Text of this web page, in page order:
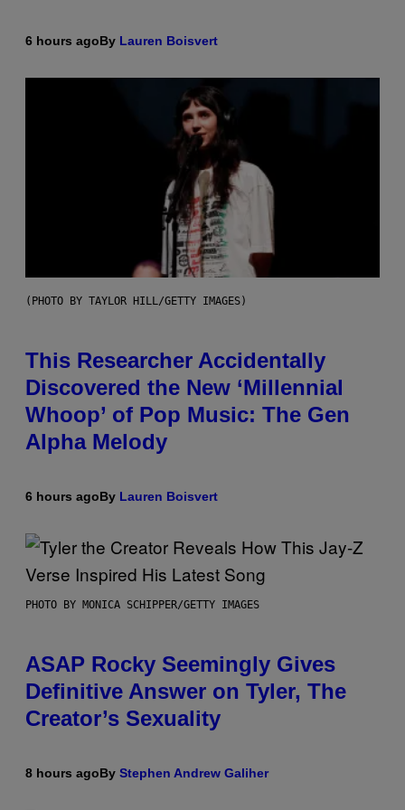
6 hours agoBy Lauren Boisvert
(PHOTO BY TAYLOR HILL/GETTY IMAGES)
This Researcher Accidentally
Discovered the New ‘Millennial
Whoop’ of Pop Music: The Gen
Alpha Melody
6 hours agoBy Lauren Boisvert
PHOTO BY MONICA SCHIPPER/GETTY IMAGES
ASAP Rocky Seemingly Gives
Definitive Answer on Tyler, The
Creator’s Sexuality
8 hours agoBy Stephen Andrew Galiher